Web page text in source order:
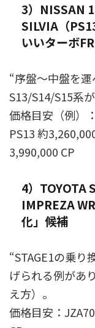
3）NISSAN
SILVIA（
いいターボFR
“序盤〜中盤を
S13/S14/S15系
価格目安（例）
PS13 約
3,990,000 CP
4）TOYOTA
IMPREZA
化」候補
“STAGE1の乗り
げられる例があ
え方）。
価格目安：